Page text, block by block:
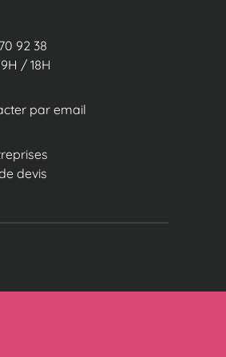
92 38
/ 18H
par email
devis